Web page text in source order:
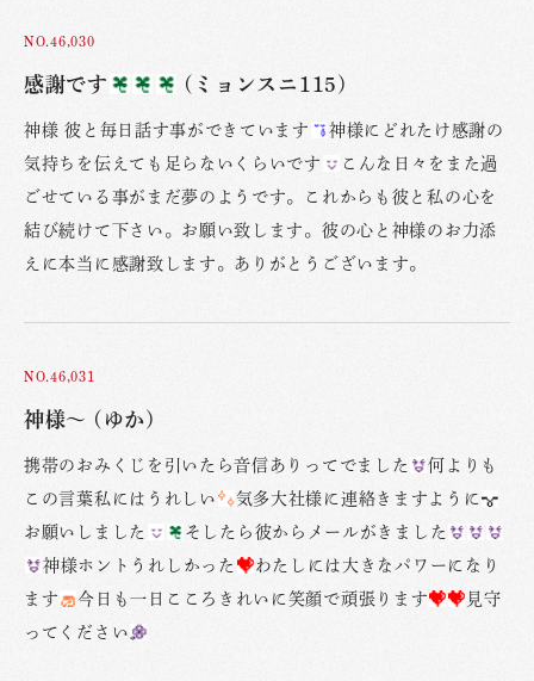
NO.46,030
感謝です (ミョンスニ115)
神様 彼と毎日話す事ができています
神様にどれたけ感謝の
気持ちを伝えても足らないくらいです
こんな日々をまた過
ごせている事がまだ夢のようです。これからも彼と私の心を
結び続けて下さい。お願い致します。彼の心と神様のお力添
えに本当に感謝致します。ありがとうございます。
NO.46,031
神様〜 (ゆか)
携帯のおみくじを引いたら音信ありってでました
何よりも
この言葉私にはうれしい
気多大社様に連絡きますように
お願いしました
そしたら彼からメールがきました
神様ホントうれしかった
わたしには大きなパワーになり
ます
今日も一日こころきれいに笑顔で頑張ります
見守
ってください